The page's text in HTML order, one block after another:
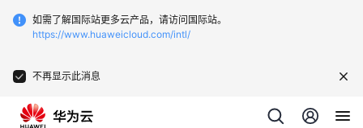
如需了解国际站更多云产品，请访问国际站。
https://www.huaweicloud.com/intl/
不再显示此消息